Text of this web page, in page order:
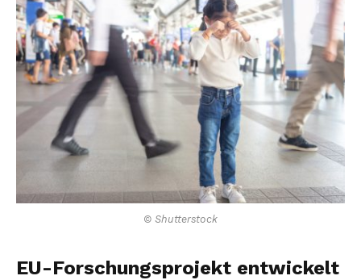
© Shutterstock
EU-Forschungsprojekt entwickelt